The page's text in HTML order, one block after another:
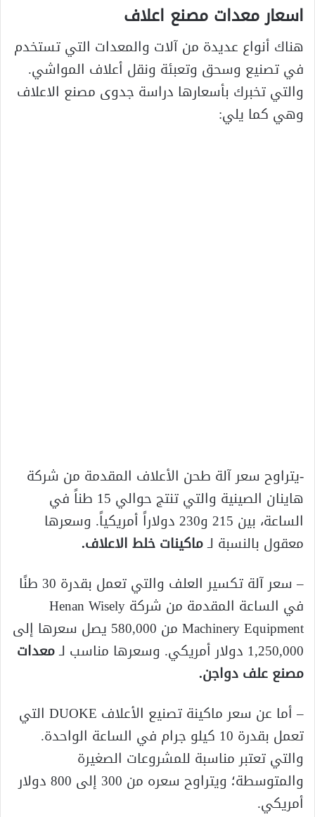
اسعار معدات مصنع اعلاف
هناك أنواع عديدة من آلات والمعدات التي تستخدم
في تصنيع وسحق وتعبئة ونقل أعلاف المواشي.
والتي تخبرك بأسعارها دراسة جدوى مصنع الاعلاف
وهي كما يلي:
-يتراوح سعر آلة طحن الأعلاف المقدمة من شركة
هاينان الصينية والتي تنتج حوالي 15 طناً في
الساعة، بين 215 و230 دولاراً أمريكياً. وسعرها
معقول بالنسبة لـماكينات خلط الاعلاف.
– سعر آلة تكسير العلف والتي تعمل بقدرة 30 طنًا
في الساعة المقدمة من شركة Henan Wisely
Machinery Equipment من 580,000 يصل سعرها إلى
1,250,000 دولار أمريكي. وسعرها مناسب لـ
معدات
مصنع علف دواجن.
– أما عن سعر ماكينة تصنيع الأعلاف DUOKE التي
تعمل بقدرة 10 كيلو جرام في الساعة الواحدة.
والتي تعتبر مناسبة للمشروعات الصغيرة
والمتوسطة؛ ويتراوح سعره من 300 إلى 800 دولار
أمريكي.